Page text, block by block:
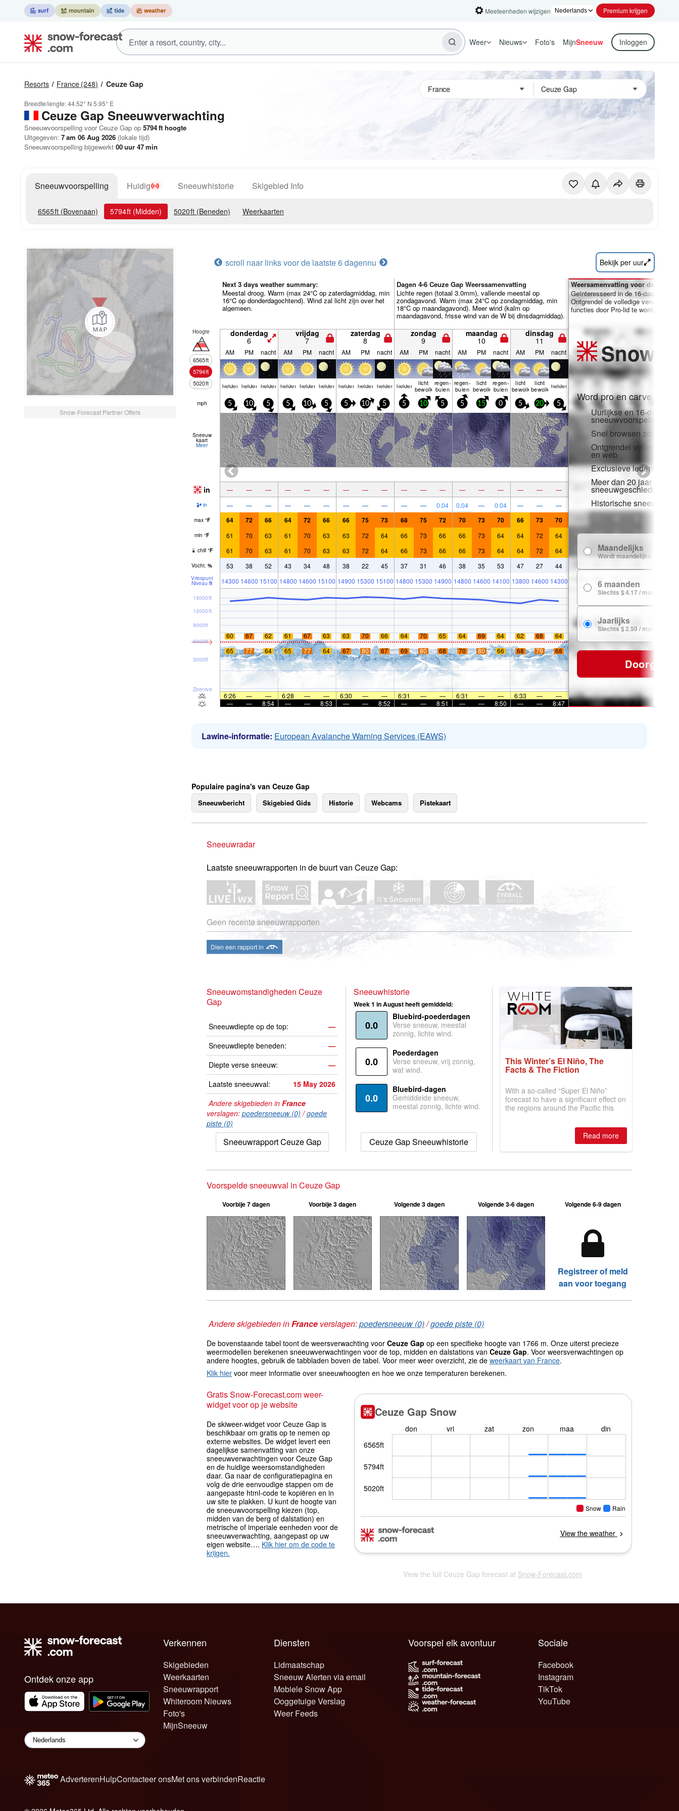
Meeteenheden wijzigen Premium krijgen
Weer Nieuws Foto's MijnSneeuw Inloggen
Resorts France (248) Ceuze Gap
Breedte/lengte:44.52° N 5.95° E
Ceuze Gap Sneeuwverwachting
Sneeuwvoorspelling voor Ceuze Gap op 5794ft hoogte
Uitgegeven: 7 am 06 Aug 2026 (lokale tijd)
Sneeuwvoorspelling bijgewerkt 00uur 47min
Sneeuwvoorspelling Huidig Sneeuwhistorie Skigebied Info
6565ft (Bovenaan) 5794ft (Midden) 5020ft (Beneden) Weerkaarten
Snow-Forecast Partner Offers
scroll naar links voor de laatste 6 dagennu Bekijk per uur
Next 3 days weather summary:
Meestal droog. Warm (max 24°C op zaterdagmiddag, min
16°C op donderdagochtend). Wind zal licht zijn over het
algemeen.
Dagen 4-6 Ceuze Gap Weerssamenvatting
Lichte regen (totaal 3.0mm), vallende meestal op
zondagavond. Warm (max 24°C op zondagmiddag, min
18°C op maandagavond). Meer wind (kalm op
maandagavond, frisse wind van de W bij dinsdagmiddag).
Hoogte
6565ft
5794ft
5020ft
donderdag
6
vrijdag
7
zaterdag
8
zondag
9
maandag
10
dinsdag
11
AM PM nacht AM PM nacht AM PM nacht AM PM nacht AM PM nacht AM PM nacht
helder helder helder helder helder helder helder helder helder helder licht
bewolkt
regen­
buien
regen­
buien
licht
bewolkt
regen­
buien
licht
bewolkt
licht
bewolkt helder
mph 5 10 5 5 10 5 5 10 5 5 10 5 5 15 0 5 20 5
Sneeuw
kaart
Meer
in — — — — — — — — — — — — — — — — — —
in — — — — — — — — — — — 0.04 0.04 — 0.04 — — —
max °F 64 72 66 64 72 66 66 75 73 68 75 72 70 73 70 66 73 70
min °F 61 70 63 61 70 63 63 72 64 66 73 66 66 73 64 64 72 64
chill °F 61 70 63 61 70 63 63 72 64 66 73 66 66 73 64 64 72 64
Vocht. % 53 38 52 43 34 48 38 22 45 37 31 46 38 35 53 47 27 44
Vriespunt
Niveau ft 14300 14600 15100 14800 14600 15100 14900 15300 15100 14800 15300 14900 14800 14600 14100 13800 14600 14300
Zeeniveau
3000ft
6000ft
9000ft
12000ft
15000ft
60 67 62 61 67 63 63 70 66 64 70 65 64 69 64 62 68
64
65
77 64 65 77 64 67 80 67 69 80 68 70 80 66 68 79 68
6:26 — — 6:28 — — 6:30 — — 6:31 — — 6:31 — — 6:33 —
—
—
— 8:54 — — 8:53 — — 8:52 — — 8:51 — — 8:50 — — 8:47
Weersamenvatting voor dagen 7-
Geïnteresseerd in de 16-daagse
Ontgrendel de volledige
functies door Pro-lid te worden.
Snow
Word pro en carve uit:
Uurlijkse en 16-daagse
sneeuwvoorspellingen
Snel browsen zonder
Ontgrendel volledige
en web
Exclusieve
Meer dan 20 jaar
sneeuwgeschiedenis
Historische
Maandelijks
Wordt maandelijks verlengd
6 maanden
Slechts $ 4.17 / maand
Jaarlijks
Slechts $ 2.50 / maand
Doorgaan
Lawine-informatie: European Avalanche Warning Services (EAWS)
Populaire pagina's van Ceuze Gap
Sneeuwbericht Skigebied Gids Historie Webcams Pistekaart
Sneeuwradar
Laatste sneeuwrapporten in de buurt van Ceuze Gap:
Geen recente sneeuwrapporten
Dien een rapport in
Sneeuwomstandigheden Ceuze
Gap
Sneeuwdiepte op de top:
—
Sneeuwdiepte beneden:
—
Diepte verse sneeuw:
—
Laatste sneeuwval:
15 May 2026
Andere skigebieden in France
verslagen: poedersneeuw (0) /goede
piste (0)
Sneeuwrapport Ceuze Gap
Sneeuwhistorie
Week 1 in August heeft gemiddeld:
0.0
Bluebird-poederdagen
Verse sneeuw, meestal
zonnig, lichte wind.
0.0
Poederdagen
Verse sneeuw, vrij zonnig,
wat wind.
0.0
Bluebird-dagen
Gemiddelde sneeuw,
meestal zonnig, lichte wind.
Ceuze Gap Sneeuwhistorie
This Winter’s El Niño, The
Facts & The Fiction
With a so-called “Super El Niño”
forecast to have a significant effect on
the regions around the Pacific this
is simple: book now or wait, and
where are the best odds?Read more
Voorspelde sneeuwval in Ceuze Gap
Voorbije 7 dagen Voorbije 3 dagen Volgende 3 dagen Volgende 3-6 dagen Volgende 6-9 dagen
Registreer of meld
aan voor toegang
Andere skigebieden inFrance verslagen:poedersneeuw (0)/goede piste (0)
De bovenstaande tabel toont de weersverwachting voor Ceuze Gap op een specifieke hoogte van 1766 m. Onze uiterst precieze
weermodellen berekenen sneeuwverwachtingen voor de top, midden en dalstations van Ceuze Gap. Voor weersverwachtingen op
andere hoogtes, gebruik de tabbladen boven de tabel. Voor meer weer overzicht, zie de weerkaart van France.
Klik hier voor meer informatie over sneeuwhoogten en hoe we onze temperaturen berekenen.
Gratis Snow-Forecast.com weer-
widget voor op je website
De skiweer-widget voor Ceuze Gap is
beschikbaar om gratis op te nemen op
externe websites. De widget levert een
dagelijkse samenvatting van onze
sneeuwverwachtingen voor Ceuze Gap
en de huidige weersomstandigheden
daar. Ga naar de configuratiepagina en
volg de drie eenvoudige stappen om de
aangepaste html-code te kopiëren en in
uw site te plakken. U kunt de hoogte van
de sneeuwvoorspelling kiezen (top,
midden van de berg of dalstation) en
metrische of imperiale eenheden voor de
sneeuwverwachting, aangepast op uw
eigen website…. Klik hier om de code te
krijgen.
View the full Ceuze Gap forecast at Snow-Forecast.com
Ontdek onze app
Verkennen
Skigebieden
Weerkaarten
Sneeuwrapport
Whiteroom Nieuws
Foto's
MijnSneeuw
Diensten
Lidmaatschap
Sneeuw Alerten via email
Mobiele Snow App
Ooggetuige Verslag
Weer Feeds
Sociale
Facebook
Instagram
TikTok
YouTube
Voorspel elk avontuur
AdverterenHulpContacteer onsMet ons verbindenReactie